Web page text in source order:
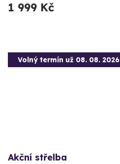
1 999 Kč
Volný termín už 08. 08. 2026
Akční střelba